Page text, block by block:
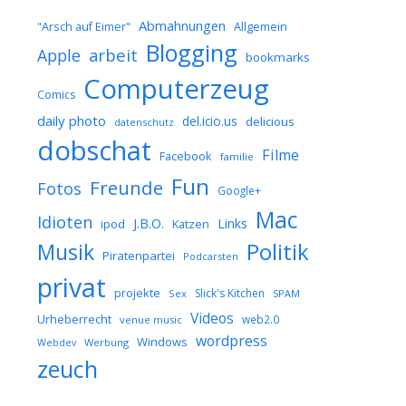
"Arsch auf Eimer" Abmahnungen Allgemein
Apple arbeit Blogging bookmarks
Comics Computerzeug
daily photo datenschutz del.icio.us delicious
dobschat Facebook familie Filme
Fotos Freunde Fun Google+
Idioten ipod J.B.O. Katzen Links Mac
Musik Piratenpartei Podcarsten Politik
privat projekte Sex Slick's Kitchen SPAM
Urheberrecht venue music Videos web2.0
Webdev Werbung Windows wordpress
zeuch